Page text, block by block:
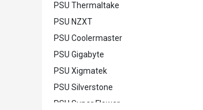
PSU Thermaltake
PSU NZXT
PSU Coolermaster
PSU Gigabyte
PSU Xigmatek
PSU Silverstone
PSU Super Flower